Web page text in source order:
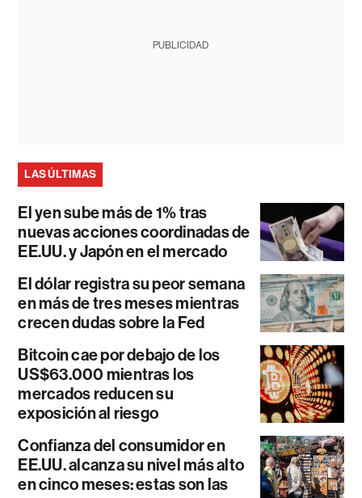
PUBLICIDAD
LAS ÚLTIMAS
El yen sube más de 1% tras
nuevas acciones coordinadas de
EE.UU. y Japón en el mercado
El dólar registra su peor semana
en más de tres meses mientras
crecen dudas sobre la Fed
Bitcoin cae por debajo de los
US$63.000 mientras los
mercados reducen su
exposición al riesgo
Confianza del consumidor en
EE.UU. alcanza su nivel más alto
en cinco meses: estas son las